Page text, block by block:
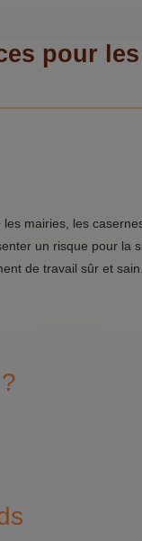
pour
mairies, les
un risque pour la
de travail sûr et sain.